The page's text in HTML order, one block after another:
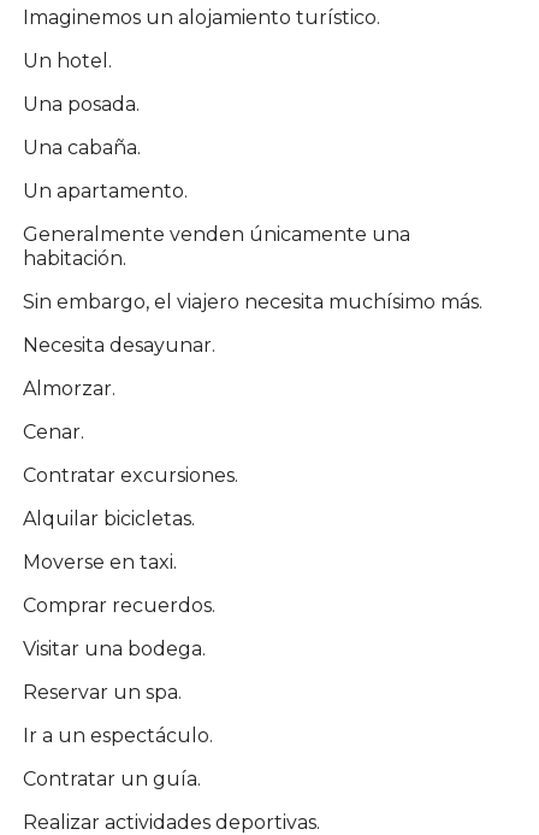
Imaginemos un alojamiento turístico.
Un hotel.
Una posada.
Una cabaña.
Un apartamento.
Generalmente venden únicamente una
habitación.
Sin embargo, el viajero necesita muchísimo más.
Necesita desayunar.
Almorzar.
Cenar.
Contratar excursiones.
Alquilar bicicletas.
Moverse en taxi.
Comprar recuerdos.
Visitar una bodega.
Reservar un spa.
Ir a un espectáculo.
Contratar un guía.
Realizar actividades deportivas.